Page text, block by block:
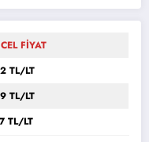
FİYAT
TL/LT
TL/LT
TL/LT